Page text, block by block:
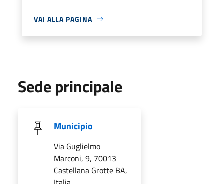
VAI ALLA PAGINA
Sede principale
Municipio
Via Guglielmo
Marconi, 9, 70013
Castellana Grotte BA,